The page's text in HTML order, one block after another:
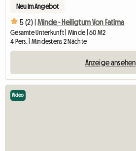
Neu im Angebot
5 (2) | Minde - Heiligtum Von Fatima
Gesamte Unterkunft | Minde | 60 M2
4 Pers. | Mindestens 2 Nächte
Anzeige ansehen
Video